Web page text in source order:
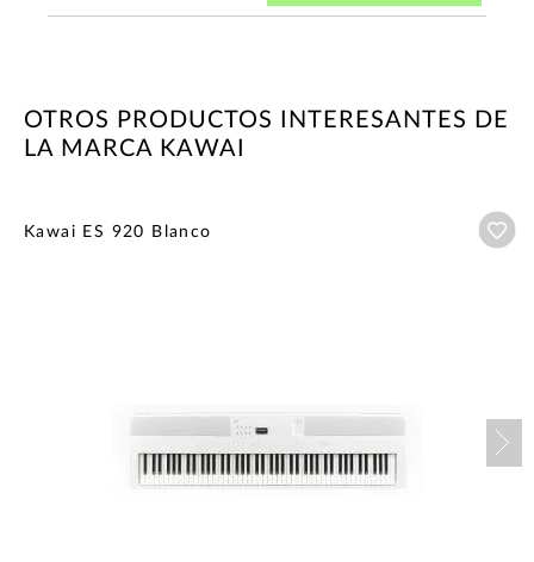
OTROS PRODUCTOS INTERESANTES DE
LA MARCA KAWAI
Kawai ES 920 Blanco